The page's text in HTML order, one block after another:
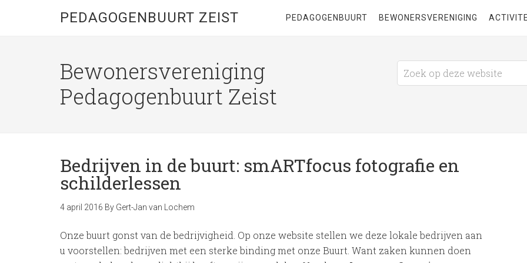
PEDAGOGENBUURT ZEIST PEDAGOGENBUURT BEWONERSVERENIGING
Bewonersvereniging
Pedagogenbuurt Zeist
Bedrijven in de buurt: smARTfocus fotografie en
schilderlessen
4 april 2016 By Gert-Jan van Lochem
Onze buurt gonst van de bedrijvigheid. Op onze website stellen we deze lokale bedrijven aan
u voorstellen: bedrijven met een sterke binding met onze Buurt. Want zaken kunnen doen